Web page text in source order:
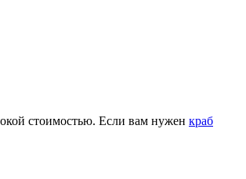
стоимостью. Если вам нужен краб